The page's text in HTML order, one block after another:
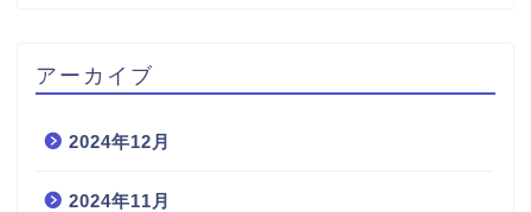
アーカイブ
2024年12月
2024年11月